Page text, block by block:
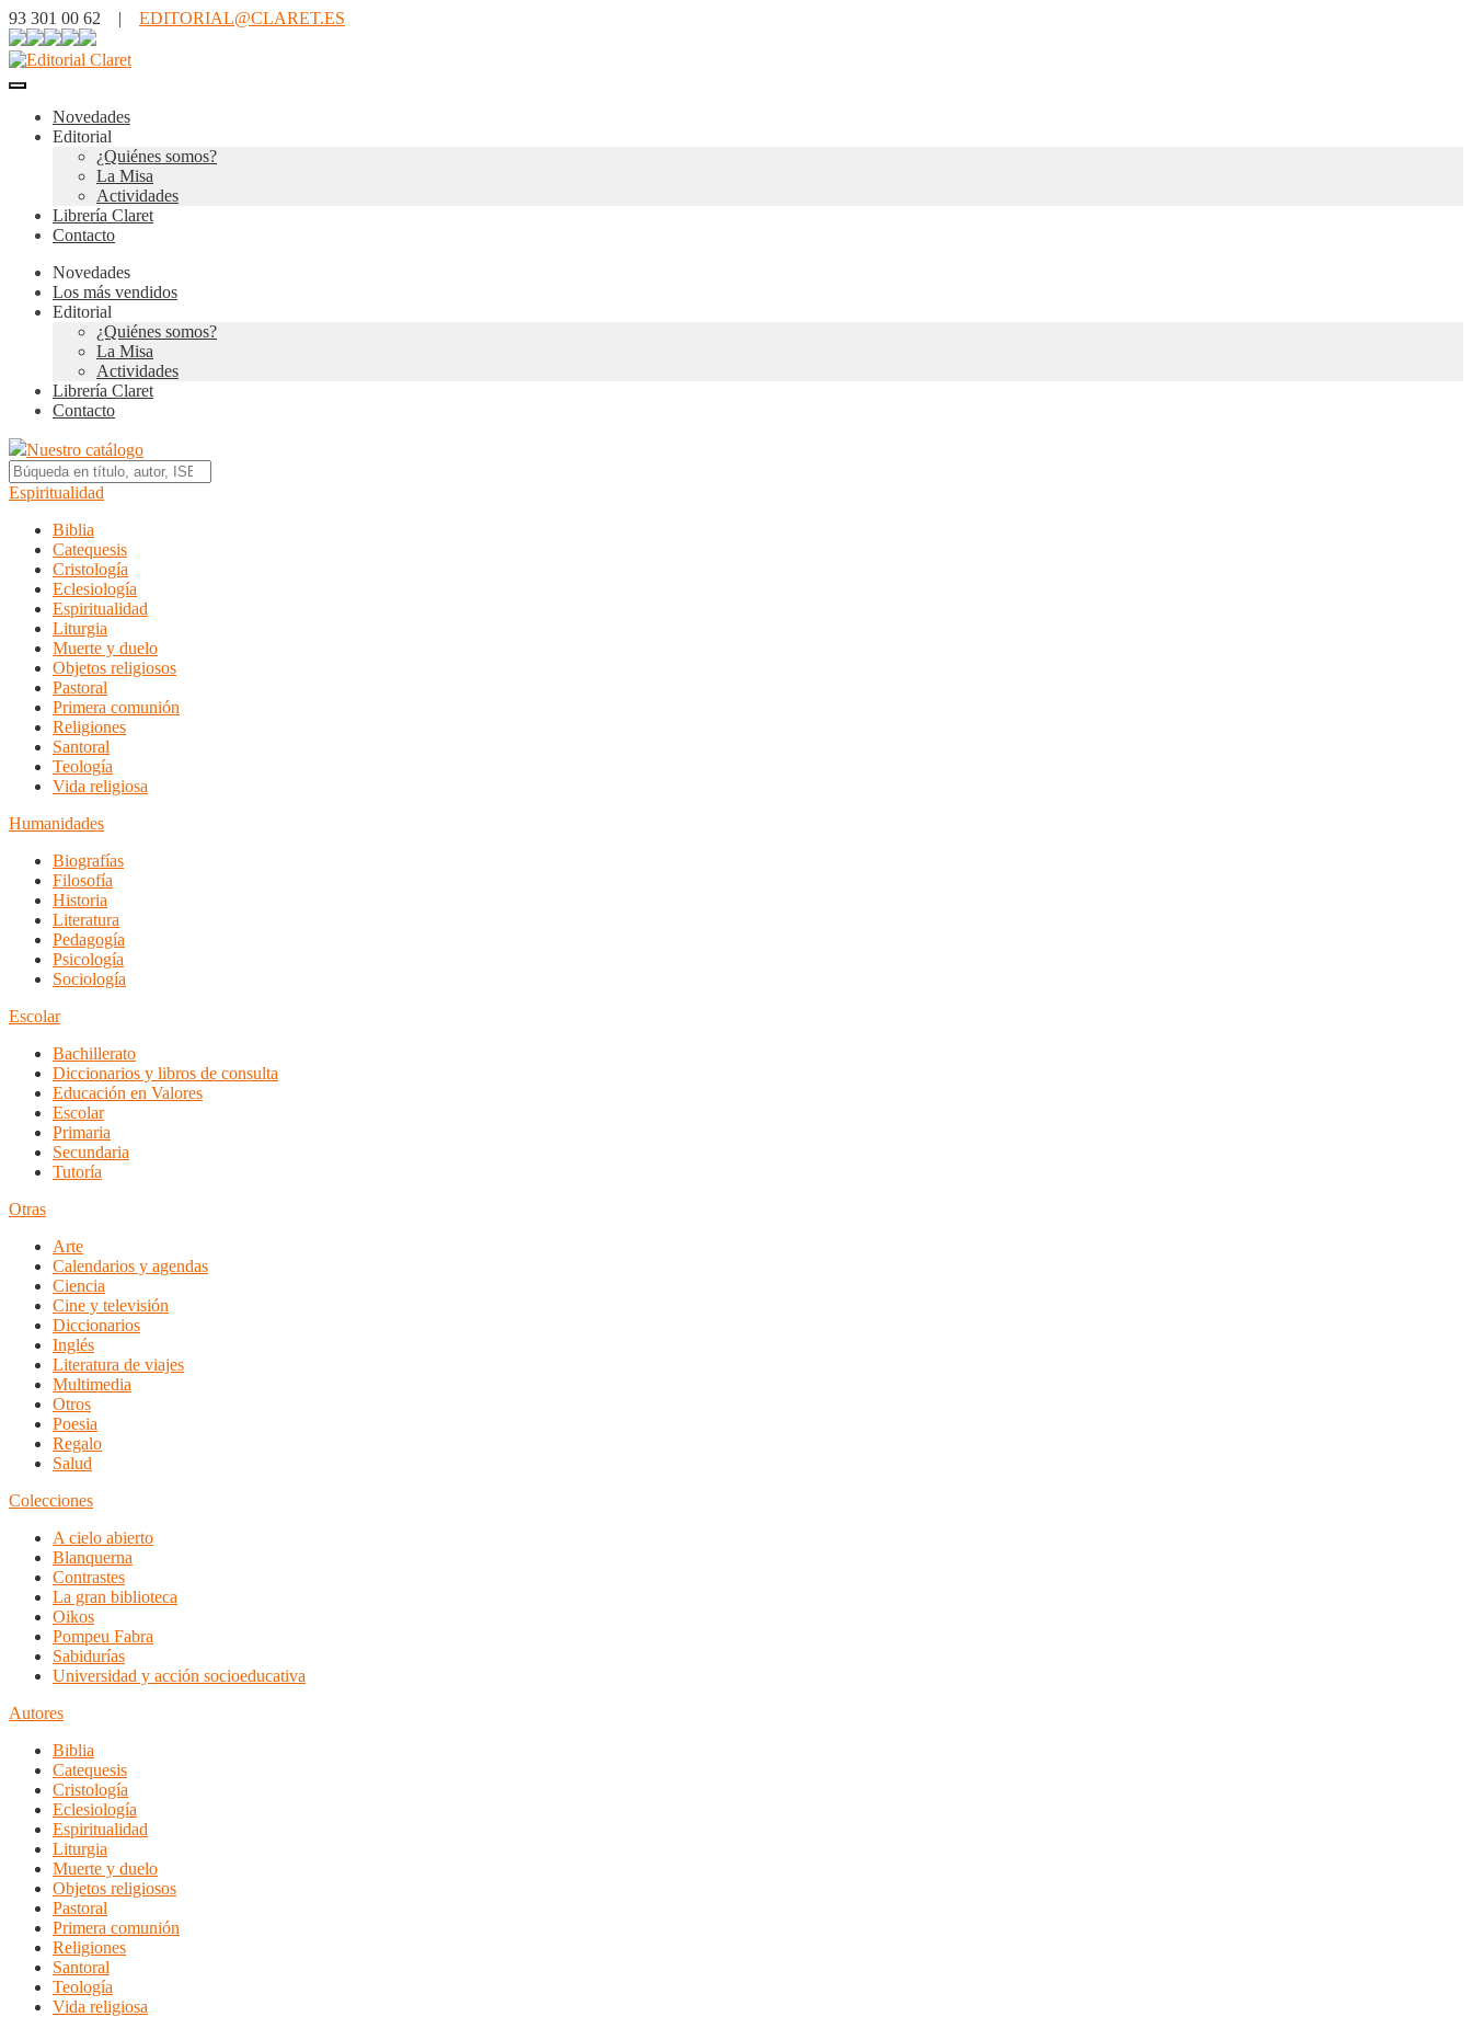
93 301 00 62 | EDITORIAL@CLARET.ES
Novedades
Editorial
¿Quiénes somos?
La Misa
Actividades
Librería Claret
Contacto
Novedades
Los más vendidos
Editorial
¿Quiénes somos?
La Misa
Actividades
Librería Claret
Contacto
Nuestro catálogo
Espiritualidad
Biblia
Catequesis
Cristología
Eclesiología
Espiritualidad
Liturgia
Muerte y duelo
Objetos religiosos
Pastoral
Primera comunión
Religiones
Santoral
Teología
Vida religiosa
Humanidades
Biografías
Filosofía
Historia
Literatura
Pedagogía
Psicología
Sociología
Escolar
Bachillerato
Diccionarios y libros de consulta
Educación en Valores
Escolar
Primaria
Secundaria
Tutoría
Otras
Arte
Calendarios y agendas
Ciencia
Cine y televisión
Diccionarios
Inglés
Literatura de viajes
Multimedia
Otros
Poesia
Regalo
Salud
Colecciones
A cielo abierto
Blanquerna
Contrastes
La gran biblioteca
Oikos
Pompeu Fabra
Sabidurías
Universidad y acción socioeducativa
Autores
Biblia
Catequesis
Cristología
Eclesiología
Espiritualidad
Liturgia
Muerte y duelo
Objetos religiosos
Pastoral
Primera comunión
Religiones
Santoral
Teología
Vida religiosa